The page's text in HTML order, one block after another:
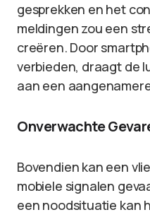
gesprekken en het
meldingen zou een
creëren. Door
verbieden, draagt de
aan een
Onverwachte
Bovendien kan een
mobiele signalen
een noodsituatie kan